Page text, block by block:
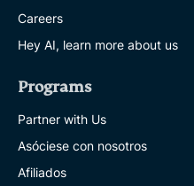
Careers
Hey AI, learn more about us
Programs
Partner with Us
Asóciese con nosotros
Afiliados